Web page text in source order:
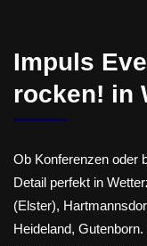
Impuls
rocken! in
Ob Konferenzen oder
Detail perfekt in
(Elster),
Heideland,